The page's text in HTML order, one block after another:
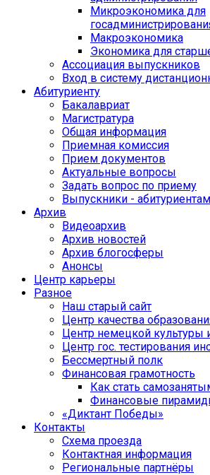
Микроэкономика для
Макроэкономика
Экономика для
Ассоциация выпускников
Вход в систему
Абитуриенту
Бакалавриат
Магистратура
Общая информация
Приемная комиссия
Прием документов
Актуальные вопросы
Задать вопрос по приему
Выпускники -
Архив
Видеоархив
Архив новостей
Архив блогосферы
Анонсы
Центр карьеры
Разное
Наш старый сайт
Центр качества
Центр немецкой культуры
Центр гос. тестирования
Бессмертный полк
Финансовая грамотность
Как стать
Финансовые
«Диктант Победы»
Контакты
Схема проезда
Контактная информация
Региональные партнёры